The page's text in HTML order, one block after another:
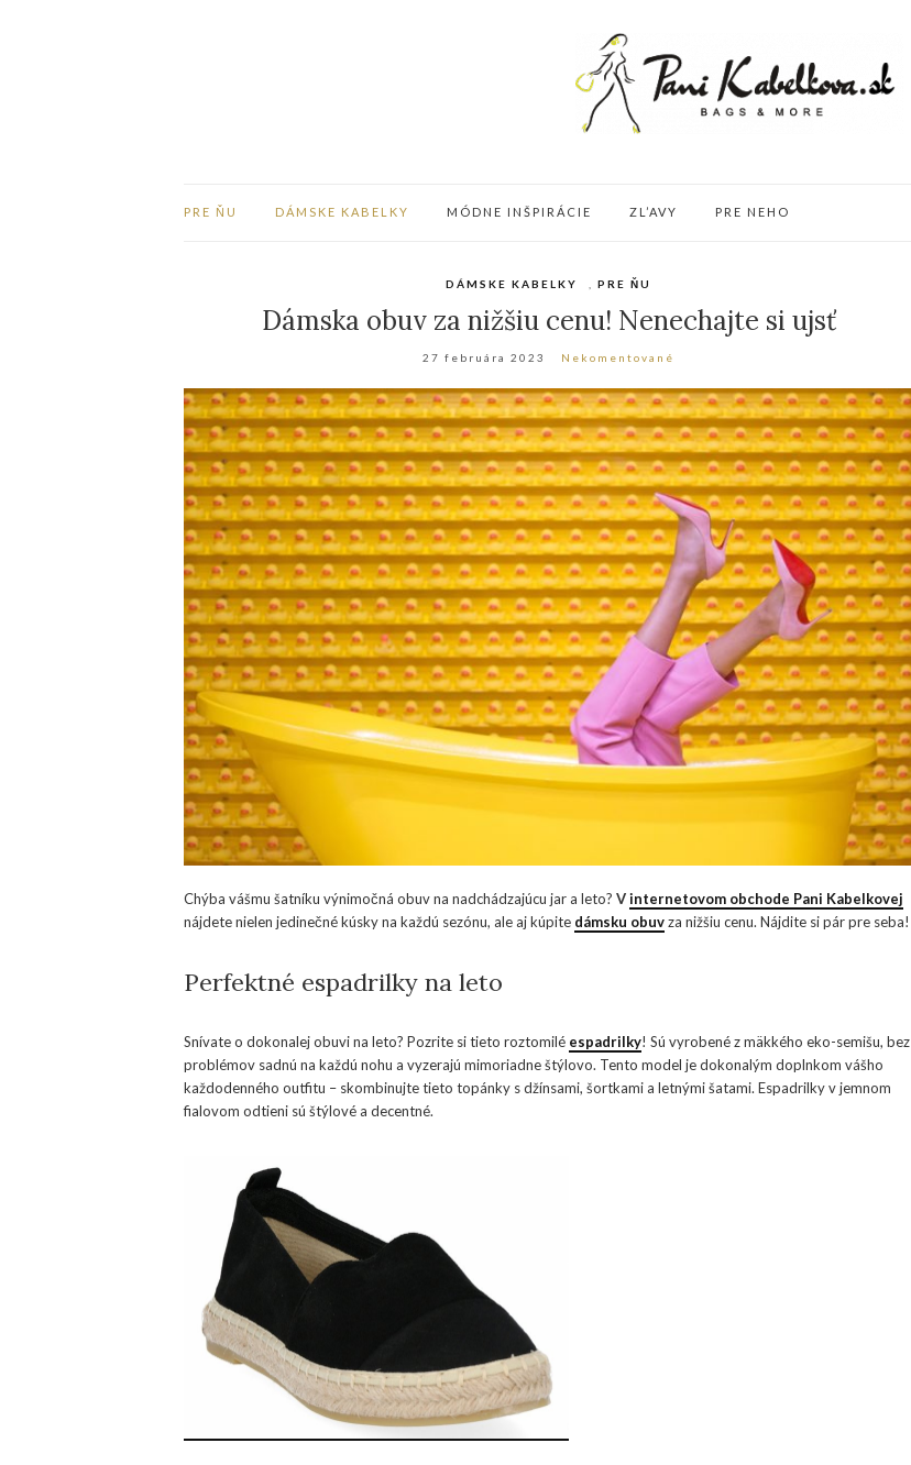
PRE ŇU DÁMSKE KABELKY MÓDNE INŠPIRÁCIE ZL’AVY PRE NEHO
DÁMSKE KABELKY ,PRE ŇU
Dámska obuv za nižšiu cenu! Nenechajte si ujsť
27 februára 2023 Nekomentované
Chýba vášmu šatníku výnimočná obuv na nadchádzajúcu jar a leto? Vinternetovom obchode Pani Kabelkovej
nájdete nielen jedinečné kúsky na každú sezónu, ale aj kúpite dámsku obuvza nižšiu cenu. Nájdite si pár pre seba!
Perfektné espadrilky na leto
Snívate o dokonalej obuvi na leto? Pozrite si tieto roztomilé espadrilky! Sú vyrobené z mäkkého eko-semišu, bez
problémov sadnú na každú nohu a vyzerajú mimoriadne štýlovo. Tento model je dokonalým doplnkom vášho
každodenného outfitu – skombinujte tieto topánky s džínsami, šortkami a letnými šatami. Espadrilky v jemnom
fialovom odtieni sú štýlové a decentné.